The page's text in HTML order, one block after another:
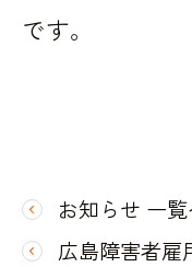
です。
お知らせ 一
広島障害者雇